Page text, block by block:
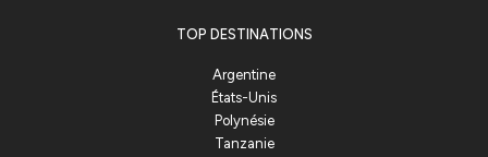
TOP DESTINATIONS
Argentine
États-Unis
Polynésie
Tanzanie